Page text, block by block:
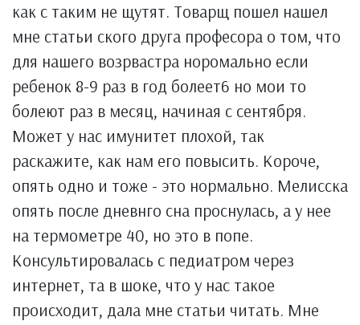
как с таким не щутят. Товарщ пошел нашел
мне статьи ского друга професора о том, что
для нашего возрвастра норомально если
ребенок 8-9 раз в год болеет6 но мои то
болеют раз в месяц, начиная с сентября.
Может у нас имунитет плохой, так
раскажите, как нам его повысить. Короче,
опять одно и тоже - это нормально. Мелисска
опять после дневнго сна проснулась, а у нее
на термометре 40, но это в попе.
Консультировалась с педиатром через
интернет, та в шоке, что у нас такое
происходит, дала мне статьи читать. Мне